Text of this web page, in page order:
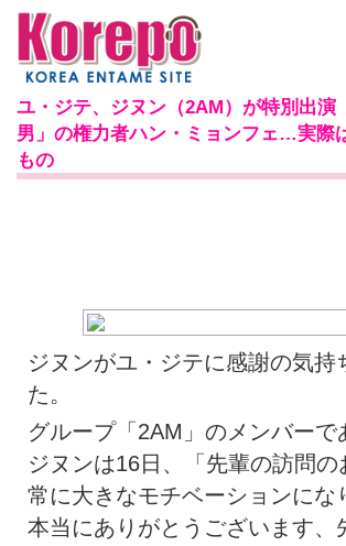
ユ・ジテ、ジヌン（2AM）が特別出演
男」の権力者ハン・ミョンフェ…実際
もの
ジヌンがユ・ジテに感謝の気持
た。
グループ「2AM」のメンバーで
ジヌンは16日、「先輩の訪問の
常に大きなモチベーションにな
本当にありがとうございます、